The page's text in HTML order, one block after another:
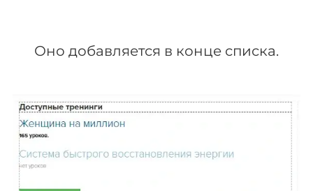
Оно добавляется в конце списка.